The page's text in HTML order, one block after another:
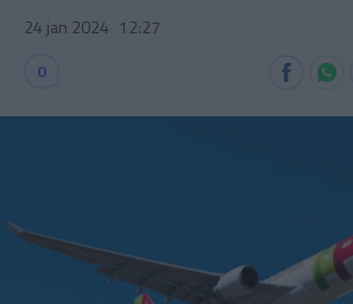
24 jan 2024 12:27
0